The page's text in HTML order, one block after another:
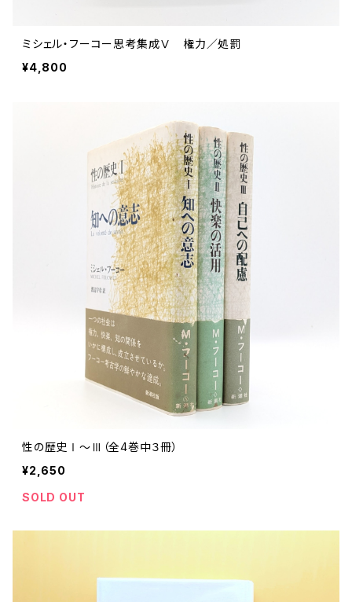
ミシェル・フーコー思考集成Ⅴ 権力／処罰
¥4,800
性の歴史Ⅰ～Ⅲ（全4巻中３冊）
¥2,650
SOLD OUT